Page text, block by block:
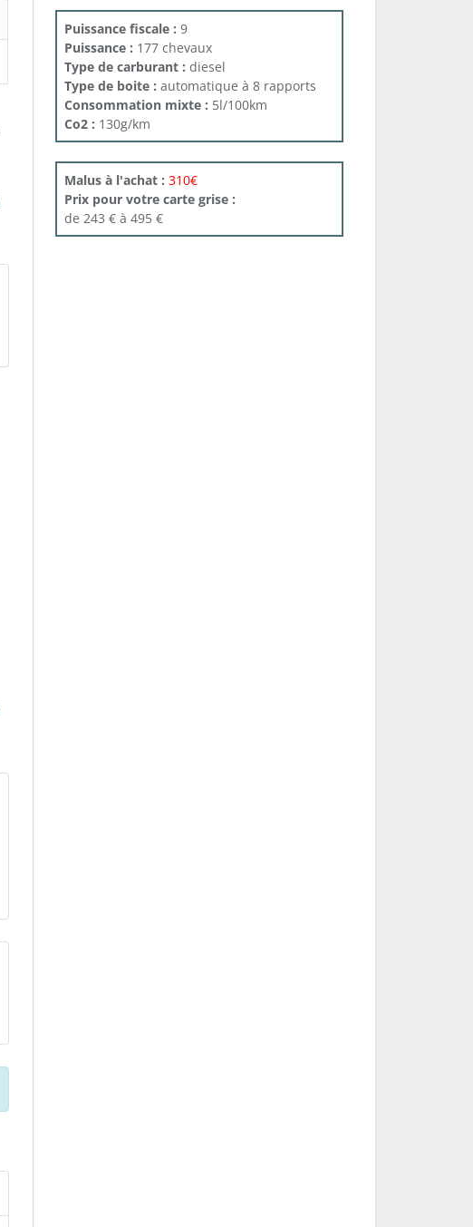
Puissance fiscale : 9
Puissance : 177 chevaux
Type de carburant : diesel
Type de boite : automatique à 8 rapports
Consommation mixte : 5l/100km
Co2 : 130g/km
Malus à l'achat : 310€
Prix pour votre carte grise :
de 243 € à 495 €